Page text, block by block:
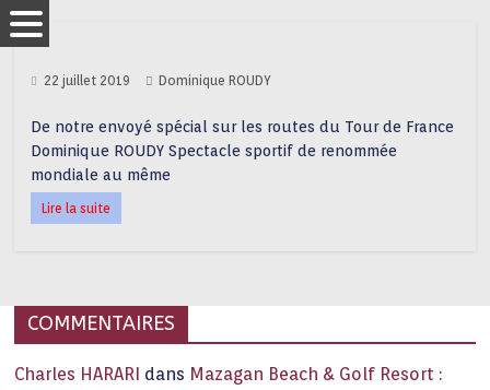
22 juillet 2019 Dominique ROUDY
De notre envoyé spécial sur les routes du Tour de France
Dominique ROUDY Spectacle sportif de renommée
mondiale au même
Lire la suite
COMMENTAIRES
Charles HARARI dans Mazagan Beach & Golf Resort :